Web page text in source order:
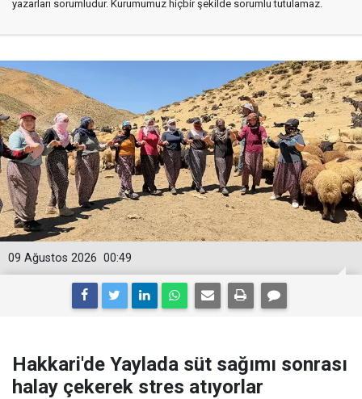
yazarları sorumludur. Kurumumuz hiçbir şekilde sorumlu tutulamaz.
00:49
09 Ağustos 2026
Hakkari'de Yaylada süt sağımı sonrası
halay çekerek stres atıyorlar